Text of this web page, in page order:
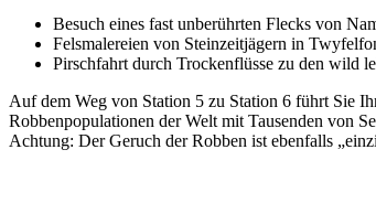
Besuch eines fast unberührten Flecks von
Felsmalereien von Steinzeitjägern in
Pirschfahrt durch Trockenflüsse zu den wild
Auf dem Weg von Station 5 zu Station 6 führt Sie
Robbenpopulationen der Welt mit Tausenden von
Achtung: Der Geruch der Robben ist ebenfalls